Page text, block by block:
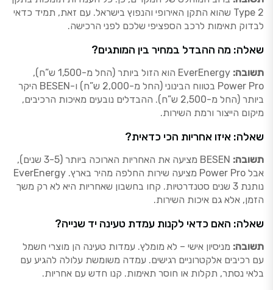
Type 2 שהוא התקן האירופי והנפוץ בישראל. עם זאת, תמיד כדאי
לבדוק תאימות לרכב הספציפי שלכם לפני הרכישה.
שאלה: מה ההבדל במחיר בין המותגים?
תשובה:
EverEnergy הוא הזול ביותר (החל מ-1,500 ש”ח),
Power Pro בטווח הבינוני (החל מ-2,000 ש”ח) ו-BESEN היקר
ביותר (החל מ-2,500 ש”ח). ההבדלים נובעים מאיכות הרכיבים,
מיקום הייצור ורמת השירות.
שאלה: איזו אחריות הכי כדאית?
תשובה:
BESEN מציעה את האחריות הארוכה ביותר (3-5 שנים),
אבל Power Pro מציעה שירות החלפה מהיר בארץ. EverEnergy
נותנת 3 שנים סטנדרטיות. קחו בחשבון שאחריות היא לא רק משך
הזמן, אלא גם איכות השירות.
שאלה: האם כדאי לקנות עמדת טעינה יד שנייה?
תשובה: מניסיון אישי – לא מומלץ. עמדות טעינה הן מוצרי חשמל
עם רכיבים אלקטרוניים רגישים. עמדה משומשת עלולה להגיע עם
בלאי נסתר, תקלות או חוסר תאימות. קנו חדש עם אחריות.